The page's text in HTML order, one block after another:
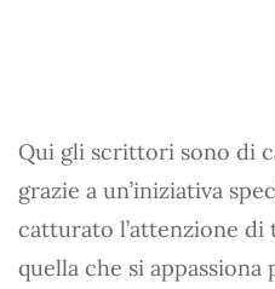
Qui gli scrittori sono di
grazie a un’iniziativa
catturato l’attenzione
quella che si